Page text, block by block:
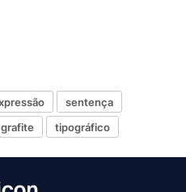
sentença
grafite tipográfico